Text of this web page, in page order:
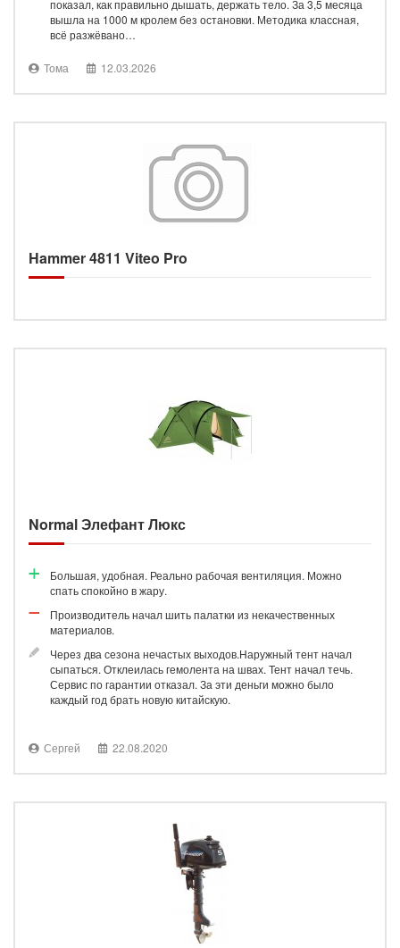
показал, как правильно дышать, держать тело. За 3,5 месяца
вышла на 1000 м кролем без остановки. Методика классная,
всё разжёвано…
Тома 12.03.2026
Hammer 4811 Viteo Pro
Normal Элефант Люкс
Большая, удобная. Реально рабочая вентиляция. Можно
спать спокойно в жару.
Производитель начал шить палатки из некачественных
материалов.
Через два сезона нечастых выходов.Наружный тент начал
сыпаться. Отклеилась гемолента на швах. Тент начал течь.
Сервис по гарантии отказал. За эти деньги можно было
каждый год брать новую китайскую.
Сергей 22.08.2020